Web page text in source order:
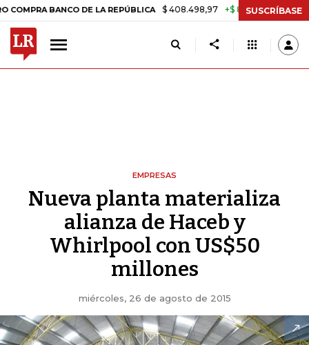
BANCO DE LA REPÚBLICA $ 408.498,97 +$ 8.753,81 +2,19%
SUSCRÍBASE
EMPRESAS
Nueva planta materializa
alianza de Haceb y
Whirlpool con US$50
millones
miércoles, 26 de agosto de 2015